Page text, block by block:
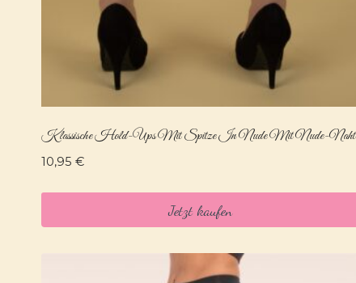
Klassische Hold-Ups Mit Spitze In Nude Mit Nude-Naht
10,95 €
Jetzt kaufen